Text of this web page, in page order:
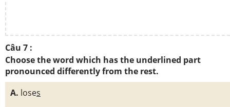
Câu 7 :
Choose the word which has the underlined part
pronounced differently from the rest.
A. loses